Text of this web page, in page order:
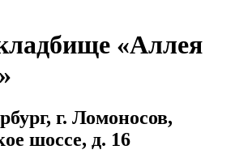
«Аллея
г. Ломоносов,
шоссе, д. 16